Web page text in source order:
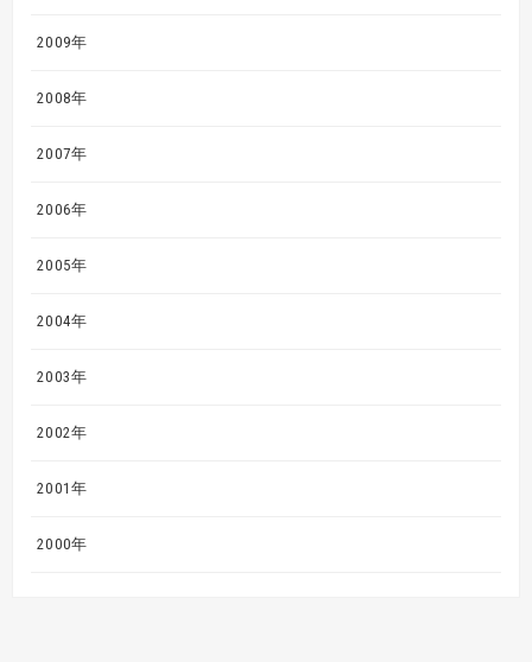
2009年
2008年
2007年
2006年
2005年
2004年
2003年
2002年
2001年
2000年